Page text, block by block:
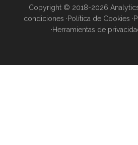
Copyright © 2018-2026 Analytics
condiciones ·Política de Cookies ·
·Herramientas de